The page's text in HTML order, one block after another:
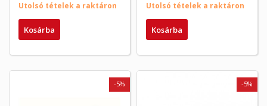
Utolsó tételek a raktáron
Kosárba
Utolsó tételek a raktáron
Kosárba
-5% -5%